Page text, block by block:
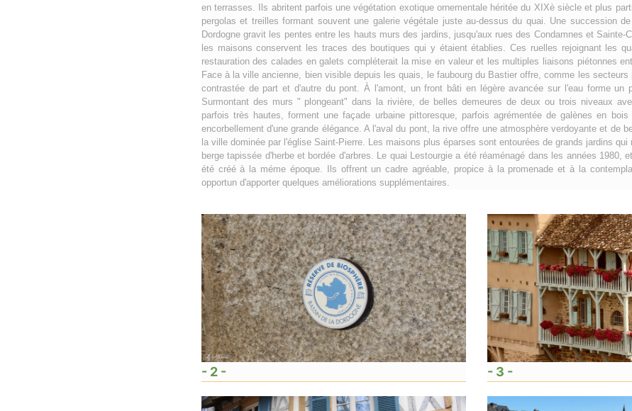
en terrasses. Ils abritent parfois une végétation exotique ornementale héritée du XIXè siècle et plus
pergolas et treilles formant souvent une galerie végétale juste au-dessus du quai. Une succession
Dordogne gravit les pentes entre les hauts murs des jardins, jusqu'aux rues des Condamnes et Sainte-
les maisons conservent les traces des boutiques qui y étaient établies. Ces ruelles rejoignant les
restauration des calades en galets compléterait la mise en valeur et les multiples liaisons piétonnes
Face à la ville ancienne, bien visible depuis les quais, le faubourg du Bastier offre, comme les secteurs
contrastée de part et d'autre du pont. À l'amont, un front bâti en légère avancée sur l'eau forme un
Surmontant des murs " plongeant" dans la rivière, de belles demeures de deux ou trois niveaux
parfois très hautes, forment une façade urbaine pittoresque, parfois agrémentée de galènes en
encorbellement d'une grande élégance. A l'aval du pont, la rive offre une atmosphère verdoyante et de
la ville dominée par l'église Saint-Pierre. Les maisons plus éparses sont entourées de grands jardins qui
berge tapissée d'herbe et bordée d'arbres. Le quai Lestourgie a été réaménagé dans les années 1980,
été créé à la méme époque. Ils offrent un cadre agréable, propice à la promenade et à la
opportun d'apporter quelques améliorations supplémentaires.
- 2 - - 3 -